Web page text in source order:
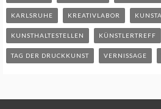
KARLSRUHE KREATIVLABOR
KUNSTHALTESTELLEN KÜNSTLERTREFF
TAG DER DRUCKKUNST VERNISSAGE